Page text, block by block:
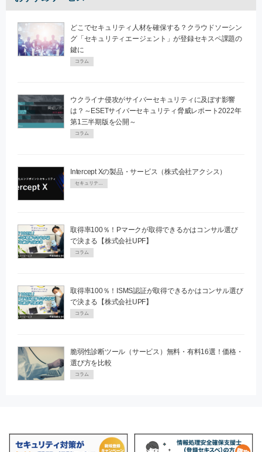
どこでセキュリティ人材を確保する？クラウドソーシン
グ「セキュリティエージェント」が登録セキスペ課題の
鍵に
コラム
ウクライナ侵攻がサイバーセキュリティに及ぼす影響
は？～ESETサイバーセキュリティ脅威レポート2022年
第1三半期版を公開～
コラム
Intercept Xの製品・サービス（株式会社アクシス）
取得率100％！Pマークが取得できるかはコンサル選び
で決まる【株式会社UPF】
コラム
取得率100％！ISMS認証が取得できるかはコンサル選び
で決まる【株式会社UPF】
コラム
脆弱性診断ツール（サービス）無料・有料16選！価格・
選び方を比較
コラム